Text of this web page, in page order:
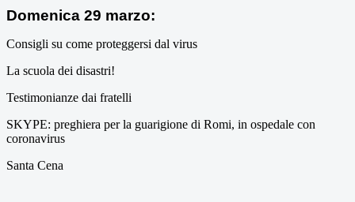
Domenica 29 marzo:
Consigli su come proteggersi dal virus
La scuola dei disastri!
Testimonianze dai fratelli
SKYPE: preghiera per la guarigione di Romi, in ospedale con
coronavirus
Santa Cena